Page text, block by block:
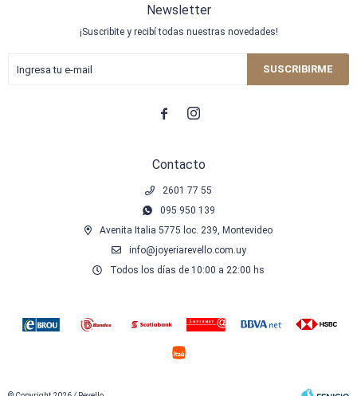
Contacto
2601 77 55
095 950 139
Avenita Italia 5775 loc. 239, Montevideo
info@joyeriarevello.com.uy
Todos los días de 10:00 a 22:00 hs
Newsletter
¡Suscribite y recibí todas nuestras novedades!
SUSCRIBIRME
 